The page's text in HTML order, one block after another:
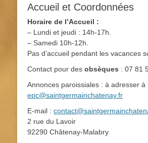
Accueil et Coordonnées
Horaire de l’Accueil :
– Lundi et jeudi : 14h-17h.
– Samedi 10h-12h.
Pas d’accueil pendant les vacances
Contact pour des obsèques : 07 81
Annonces paroissiales : à adresser à
epc@saintgermainchatenay.fr
E-mail :
2 rue du Lavoir
92290 Châtenay-Malabry